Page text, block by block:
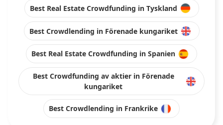
Best Real Estate Crowdfunding in Tyskland
Best Crowdlending in Förenade kungariket
Best Real Estate Crowdfunding in Spanien
Best Crowdfunding av aktier in Förenade
kungariket
Best Crowdlending in Frankrike